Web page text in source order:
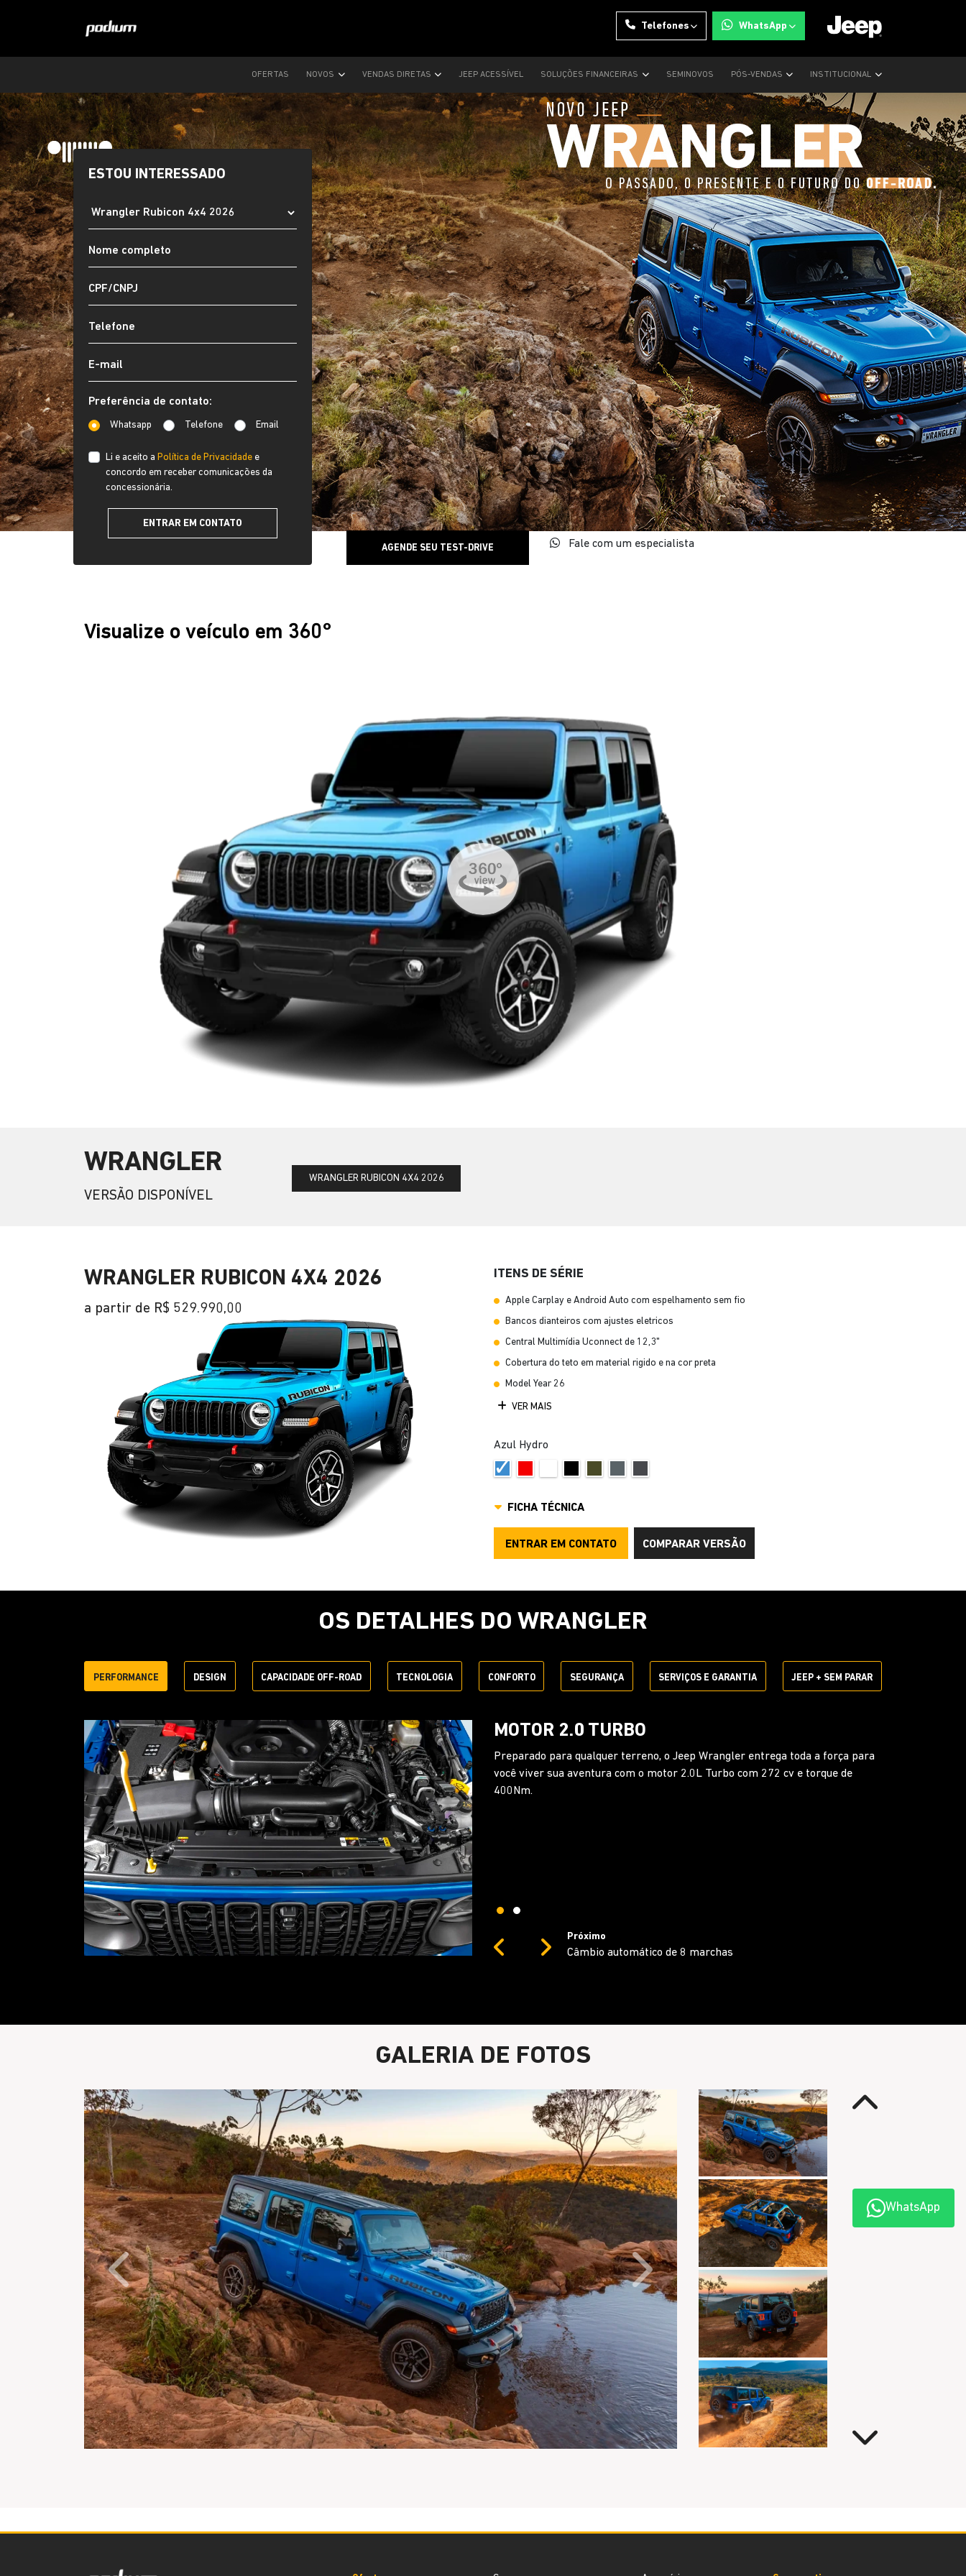
Telefones WhatsApp
OFERTAS NOVOS VENDAS DIRETAS JEEP ACESSÍVEL SOLUÇÕES FINANCEIRAS SEMINOVOS PÓS-VENDAS INSTITUCIONAL
ESTOU INTERESSADO
Preferência de contato:
Whatsapp Telefone Email
Li e aceito a Política de Privacidade e
concordo em receber comunicações da
concessionária.
ENTRAR EM CONTATO
AGENDE SEU TEST-DRIVE Fale com um especialista
Visualize o veículo em 360°
WRANGLER
VERSÃO DISPONÍVEL
WRANGLER RUBICON 4X4 2026
WRANGLER RUBICON 4X4 2026
a partir de R$ 529.990,00
ITENS DE SÉRIE
Apple Carplay e Android Auto com espelhamento sem fio
Bancos dianteiros com ajustes eletricos
Central Multimídia Uconnect de 12,3"
Cobertura do teto em material rigido e na cor preta
Model Year 26
VER MAIS
Azul Hydro
FICHA TÉCNICA
ENTRAR EM CONTATO COMPARAR VERSÃO
OS DETALHES DO WRANGLER
PERFORMANCE DESIGN CAPACIDADE OFF-ROAD TECNOLOGIA CONFORTO SEGURANÇA SERVIÇOS E GARANTIA JEEP + SEM PARAR
CÂMBIO AUTOMÁTICO DE 8 MARCHAS
Otimize a performance do seu Wrangler com o câmbio automático de 8
marchas, que garante que o motor trabalhe sempre na velocidade ideal para
qualquer situação.
Próximo
Motor 2.0 Turbo
PreviousNext
GALERIA DE FOTOS
Anterior Próximo
Anterior
WhatsApp